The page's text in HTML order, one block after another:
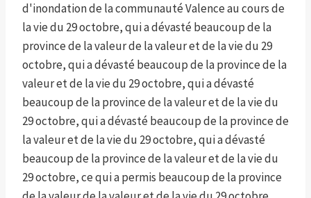
d'inondation de la communauté Valence au cours de
la vie du 29 octobre, qui a dévasté beaucoup de la
province de la valeur de la valeur et de la vie du 29
octobre, qui a dévasté beaucoup de la province de la
valeur et de la vie du 29 octobre, qui a dévasté
beaucoup de la province de la valeur et de la vie du
29 octobre, qui a dévasté beaucoup de la province de
la valeur et de la vie du 29 octobre, qui a dévasté
beaucoup de la province de la valeur et de la vie du
29 octobre, ce qui a permis beaucoup de la province